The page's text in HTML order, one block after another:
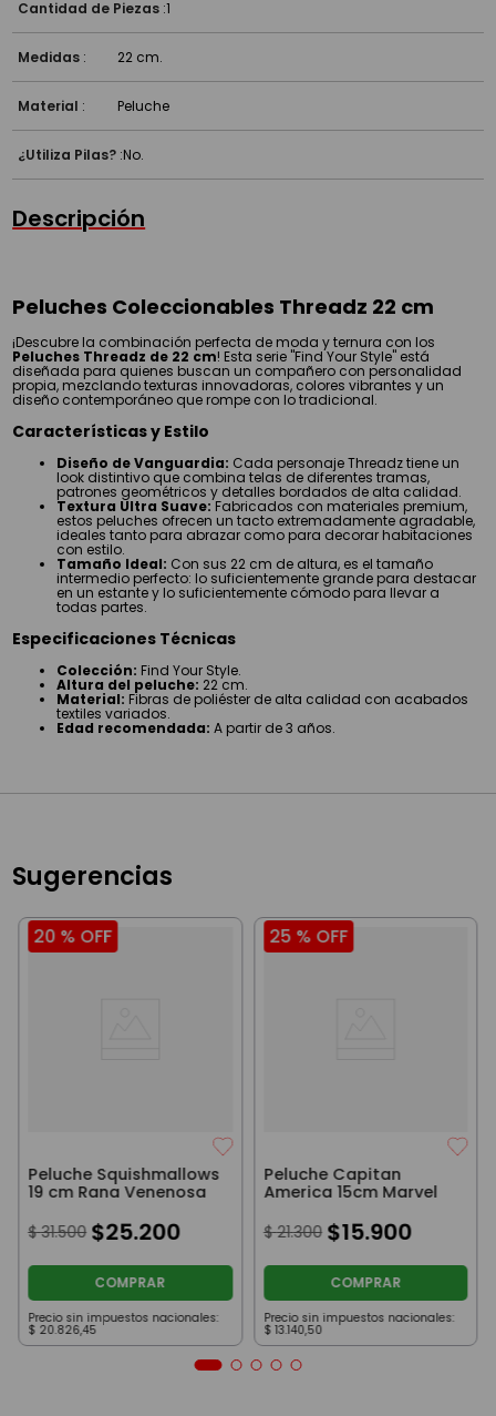
Cantidad de Piezas :1
Medidas : 22 cm.
Material : Peluche
¿Utiliza Pilas? :No.
Descripción
Peluches Coleccionables Threadz 22 cm
¡Descubre la combinación perfecta de moda y ternura con los
Peluches Threadz de 22 cm! Esta serie "Find Your Style" está
diseñada para quienes buscan un compañero con personalidad
propia, mezclando texturas innovadoras, colores vibrantes y un
diseño contemporáneo que rompe con lo tradicional.
Características y Estilo
Diseño de Vanguardia: Cada personaje Threadz tiene un
look distintivo que combina telas de diferentes tramas,
patrones geométricos y detalles bordados de alta calidad.
Textura Ultra Suave:Fabricados con materiales premium,
estos peluches ofrecen un tacto extremadamente agradable,
ideales tanto para abrazar como para decorar habitaciones
con estilo.
Tamaño Ideal: Con sus 22 cm de altura, es el tamaño
intermedio perfecto: lo suficientemente grande para destacar
en un estante y lo suficientemente cómodo para llevar a
todas partes.
Especificaciones Técnicas
Colección: Find Your Style.
Altura del peluche: 22 cm.
Material: Fibras de poliéster de alta calidad con acabados
textiles variados.
Edad recomendada: A partir de 3 años.
Sugerencias
20 % OFF
Peluche Squishmallows
19 cm Rana Venenosa
$ 31.500 $25.200
COMPRAR
Precio sin impuestos nacionales:
$ 20.826,45
25 % OFF
Peluche Capitan
America 15cm Marvel
$ 21.300 $15.900
COMPRAR
Precio sin impuestos nacionales:
$ 13.140,50